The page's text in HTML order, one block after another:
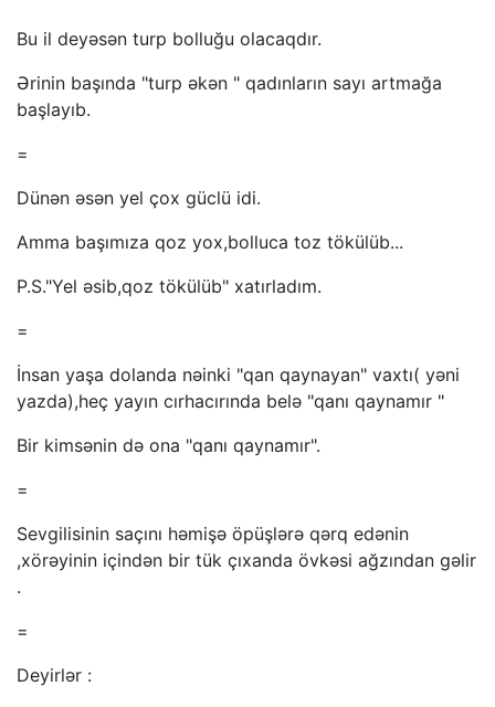
Bu il deyəsən turp bolluğu olacaqdır.
Ərinin başında "turp əkən " qadınların sayı artmağa
başlayıb.
=
Dünən əsən yel çox güclü idi.
Amma başımıza qoz yox,bolluca toz tökülüb...
P.S."Yel əsib,qoz tökülüb" xatırladım.
=
İnsan yaşa dolanda nəinki "qan qaynayan" vaxtı( yəni
yazda),heç yayın cırhacırında belə "qanı qaynamır "
Bir kimsənin də ona "qanı qaynamır".
=
Sevgilisinin saçını həmişə öpüşlərə qərq edənin
,xörəyinin içindən bir tük çıxanda övkəsi ağzından gəlir
.
=
Deyirlər :